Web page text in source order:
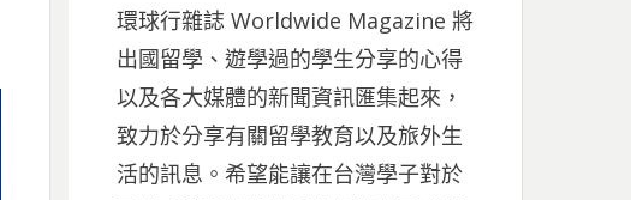
環球行雜誌 Worldwide Magazine 將
出國留學、遊學過的學生分享的心得
以及各大媒體的新聞資訊匯集起來，
致力於分享有關留學教育以及旅外生
活的訊息。希望能讓在台灣學子對於